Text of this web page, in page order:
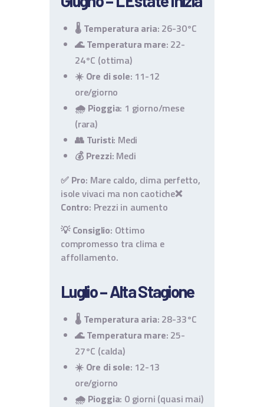
🌡️ Temperatura aria: 26-30°C
🌊Temperatura mare: 22-
24°C (ottima)
☀️ Ore di sole: 11-12
ore/giorno
🌧️ Pioggia: 1 giorno/mese
(rara)
👥 Turisti: Medi
💰 Prezzi: Medi
✅ Pro: Mare caldo, clima perfetto,
isole vivaci ma non caotiche❌
Contro: Prezzi in aumento
💡Consiglio: Ottimo
compromesso tra clima e
affollamento.
Luglio – Alta Stagione
🌡️ Temperatura aria: 28-33°C
🌊Temperatura mare: 25-
27°C (calda)
☀️ Ore di sole: 12-13
ore/giorno
🌧️ Pioggia: 0 giorni (quasi mai)